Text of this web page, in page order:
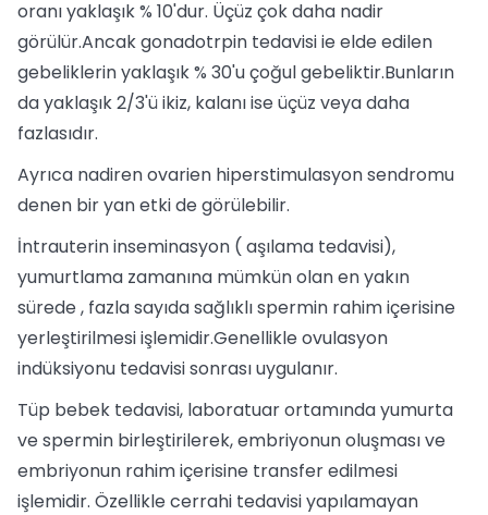
oranı yaklaşık % 10'dur. Üçüz çok daha nadir
görülür.Ancak gonadotrpin tedavisi ie elde edilen
gebeliklerin yaklaşık % 30'u çoğul gebeliktir.Bunların
da yaklaşık 2/3'ü ikiz, kalanı ise üçüz veya daha
fazlasıdır.
Ayrıca nadiren ovarien hiperstimulasyon sendromu
denen bir yan etki de görülebilir.
İntrauterin inseminasyon ( aşılama tedavisi),
yumurtlama zamanına mümkün olan en yakın
sürede , fazla sayıda sağlıklı spermin rahim içerisine
yerleştirilmesi işlemidir.Genellikle ovulasyon
indüksiyonu tedavisi sonrası uygulanır.
Tüp bebek tedavisi, laboratuar ortamında yumurta
ve spermin birleştirilerek, embriyonun oluşması ve
embriyonun rahim içerisine transfer edilmesi
işlemidir. Özellikle cerrahi tedavisi yapılamayan